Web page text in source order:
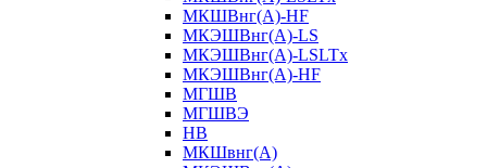
МКШВнг(А)-HF
МКЭШВнг(А)-LS
МКЭШВнг(A)-LSLTx
МКЭШВнг(А)-HF
МГШВ
МГШВЭ
НВ
МКШвнг(А)